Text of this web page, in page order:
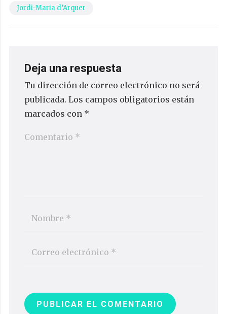
Jordi-Maria d’Arquer
Deja una respuesta
Tu dirección de correo electrónico no será
publicada. Los campos obligatorios están
marcados con *
PUBLICAR EL COMENTARIO